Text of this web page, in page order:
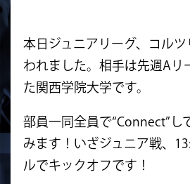
本日ジュニアリーグ、コル
われました。相手は先週Aリ
た関西学院大学です。
部員一同全員で“Connect”し
みます！いざジュニア戦、
ルでキックオフです！